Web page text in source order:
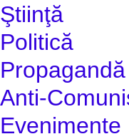
Ştiinţă
Politică
Anti-
Evenimente